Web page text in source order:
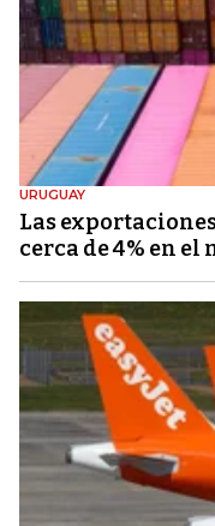
URUGUAY
Las
cerca de 4% en el